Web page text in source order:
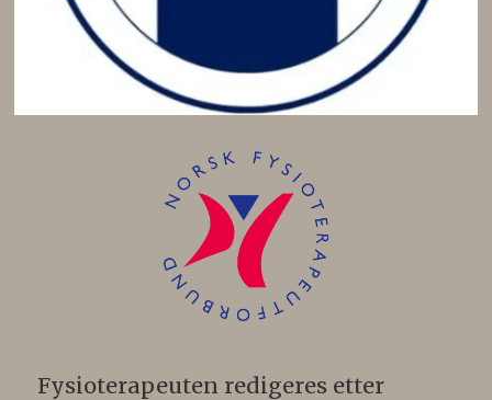
Fysioterapeuten redigeres etter